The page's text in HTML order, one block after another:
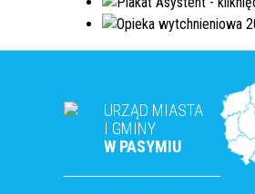
URZĄD MIASTA
I GMINY
W PASYMIU